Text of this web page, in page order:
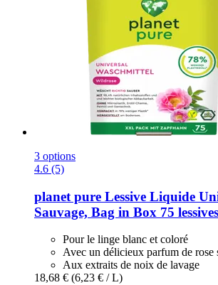
3 options
4.6 (5)
planet pure Lessive Liquide
Sauvage, Bag in Box 75
Pour le linge blanc et coloré
Avec un délicieux parfum de rose
Aux extraits de noix de lavage
18,68 € (6,23 € / L)